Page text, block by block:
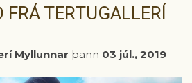
TERTUGALLERÍ
Myllunnar þann 03 júl., 2019